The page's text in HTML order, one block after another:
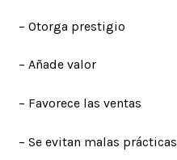
– Otorga prestigio
– Añade valor
– Favorece las ventas
– Se evitan malas prácticas